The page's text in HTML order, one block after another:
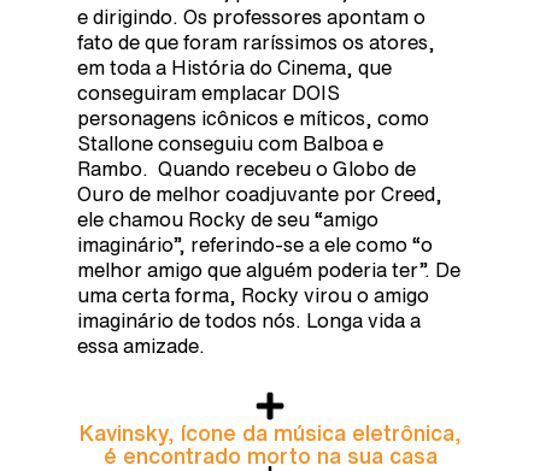
e dirigindo. Os professores apontam o
fato de que foram raríssimos os atores,
em toda a História do Cinema, que
conseguiram emplacar DOIS
personagens icônicos e míticos, como
Stallone conseguiu com Balboa e
Rambo. Quando recebeu o Globo de
Ouro de melhor coadjuvante por Creed,
ele chamou Rocky de seu “amigo
imaginário”, referindo-se a ele como “o
melhor amigo que alguém poderia ter”. De
uma certa forma, Rocky virou o amigo
imaginário de todos nós. Longa vida a
essa amizade.
Kavinsky, ícone da música eletrônica,
é encontrado morto na sua casa